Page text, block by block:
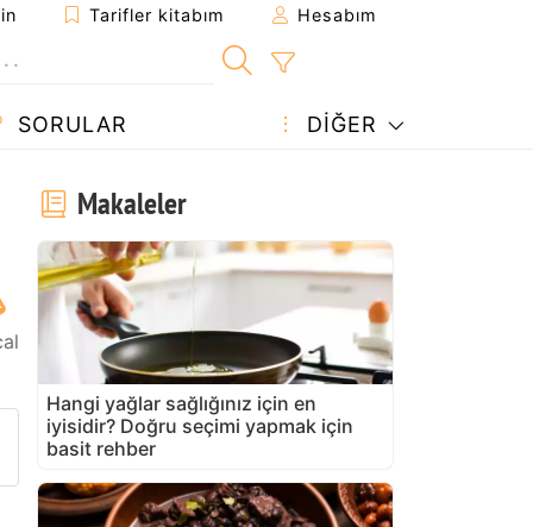
Tarifler kitabım Hesabım
SORULAR DIĞER
gönderbir soru sorun
tarifin fotoğrafını
Makaleler
Hangi yağlar sağlığınız için en
iyisidir? Doğru seçimi yapmak için
basit rehber